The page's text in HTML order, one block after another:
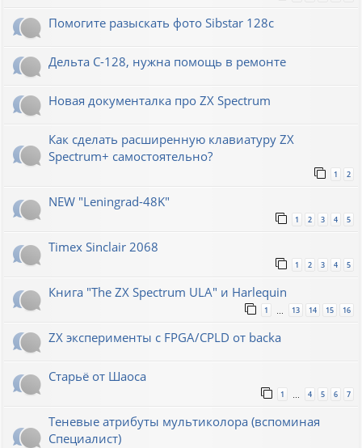
Помогите разыскать фото Sibstar 128с
Дельта С-128, нужна помощь в ремонте
Новая документалка про ZX Spectrum
Как сделать расширенную клавиатуру ZX
Spectrum+ самостоятельно?
1 2
NEW "Leningrad-48K"
1 2 3 4 5
Timex Sinclair 2068
1 2 3 4 5
Книга "The ZX Spectrum ULA" и Harlequin
1 … 13 14 15 16
ZX эксперименты с FPGA/CPLD от backa
Старьё от Шаоса
1 … 4 5 6 7
Теневые атрибуты мультиколора (вспоминая
Специалист)